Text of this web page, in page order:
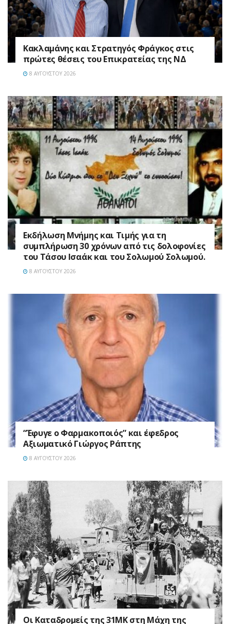
Κακλαμάνης και Στρατηγός Φράγκος στις
πρώτες θέσεις του Επικρατείας της ΝΔ
8 ΑΥΓΟΎΣΤΟΥ 2026
Εκδήλωση Μνήμης και Τιμής για τη
συμπλήρωση 30 χρόνων από τις δολοφονίες
του Τάσου Ισαάκ και του Σολωμού Σολωμού.
8 ΑΥΓΟΎΣΤΟΥ 2026
“Έφυγε ο Φαρμακοποιός” και έφεδρος
Αξιωματικό Γιώργος Ράπτης
8 ΑΥΓΟΎΣΤΟΥ 2026
Οι Καταδρομείς της 31ΜΚ στη Mάχη της